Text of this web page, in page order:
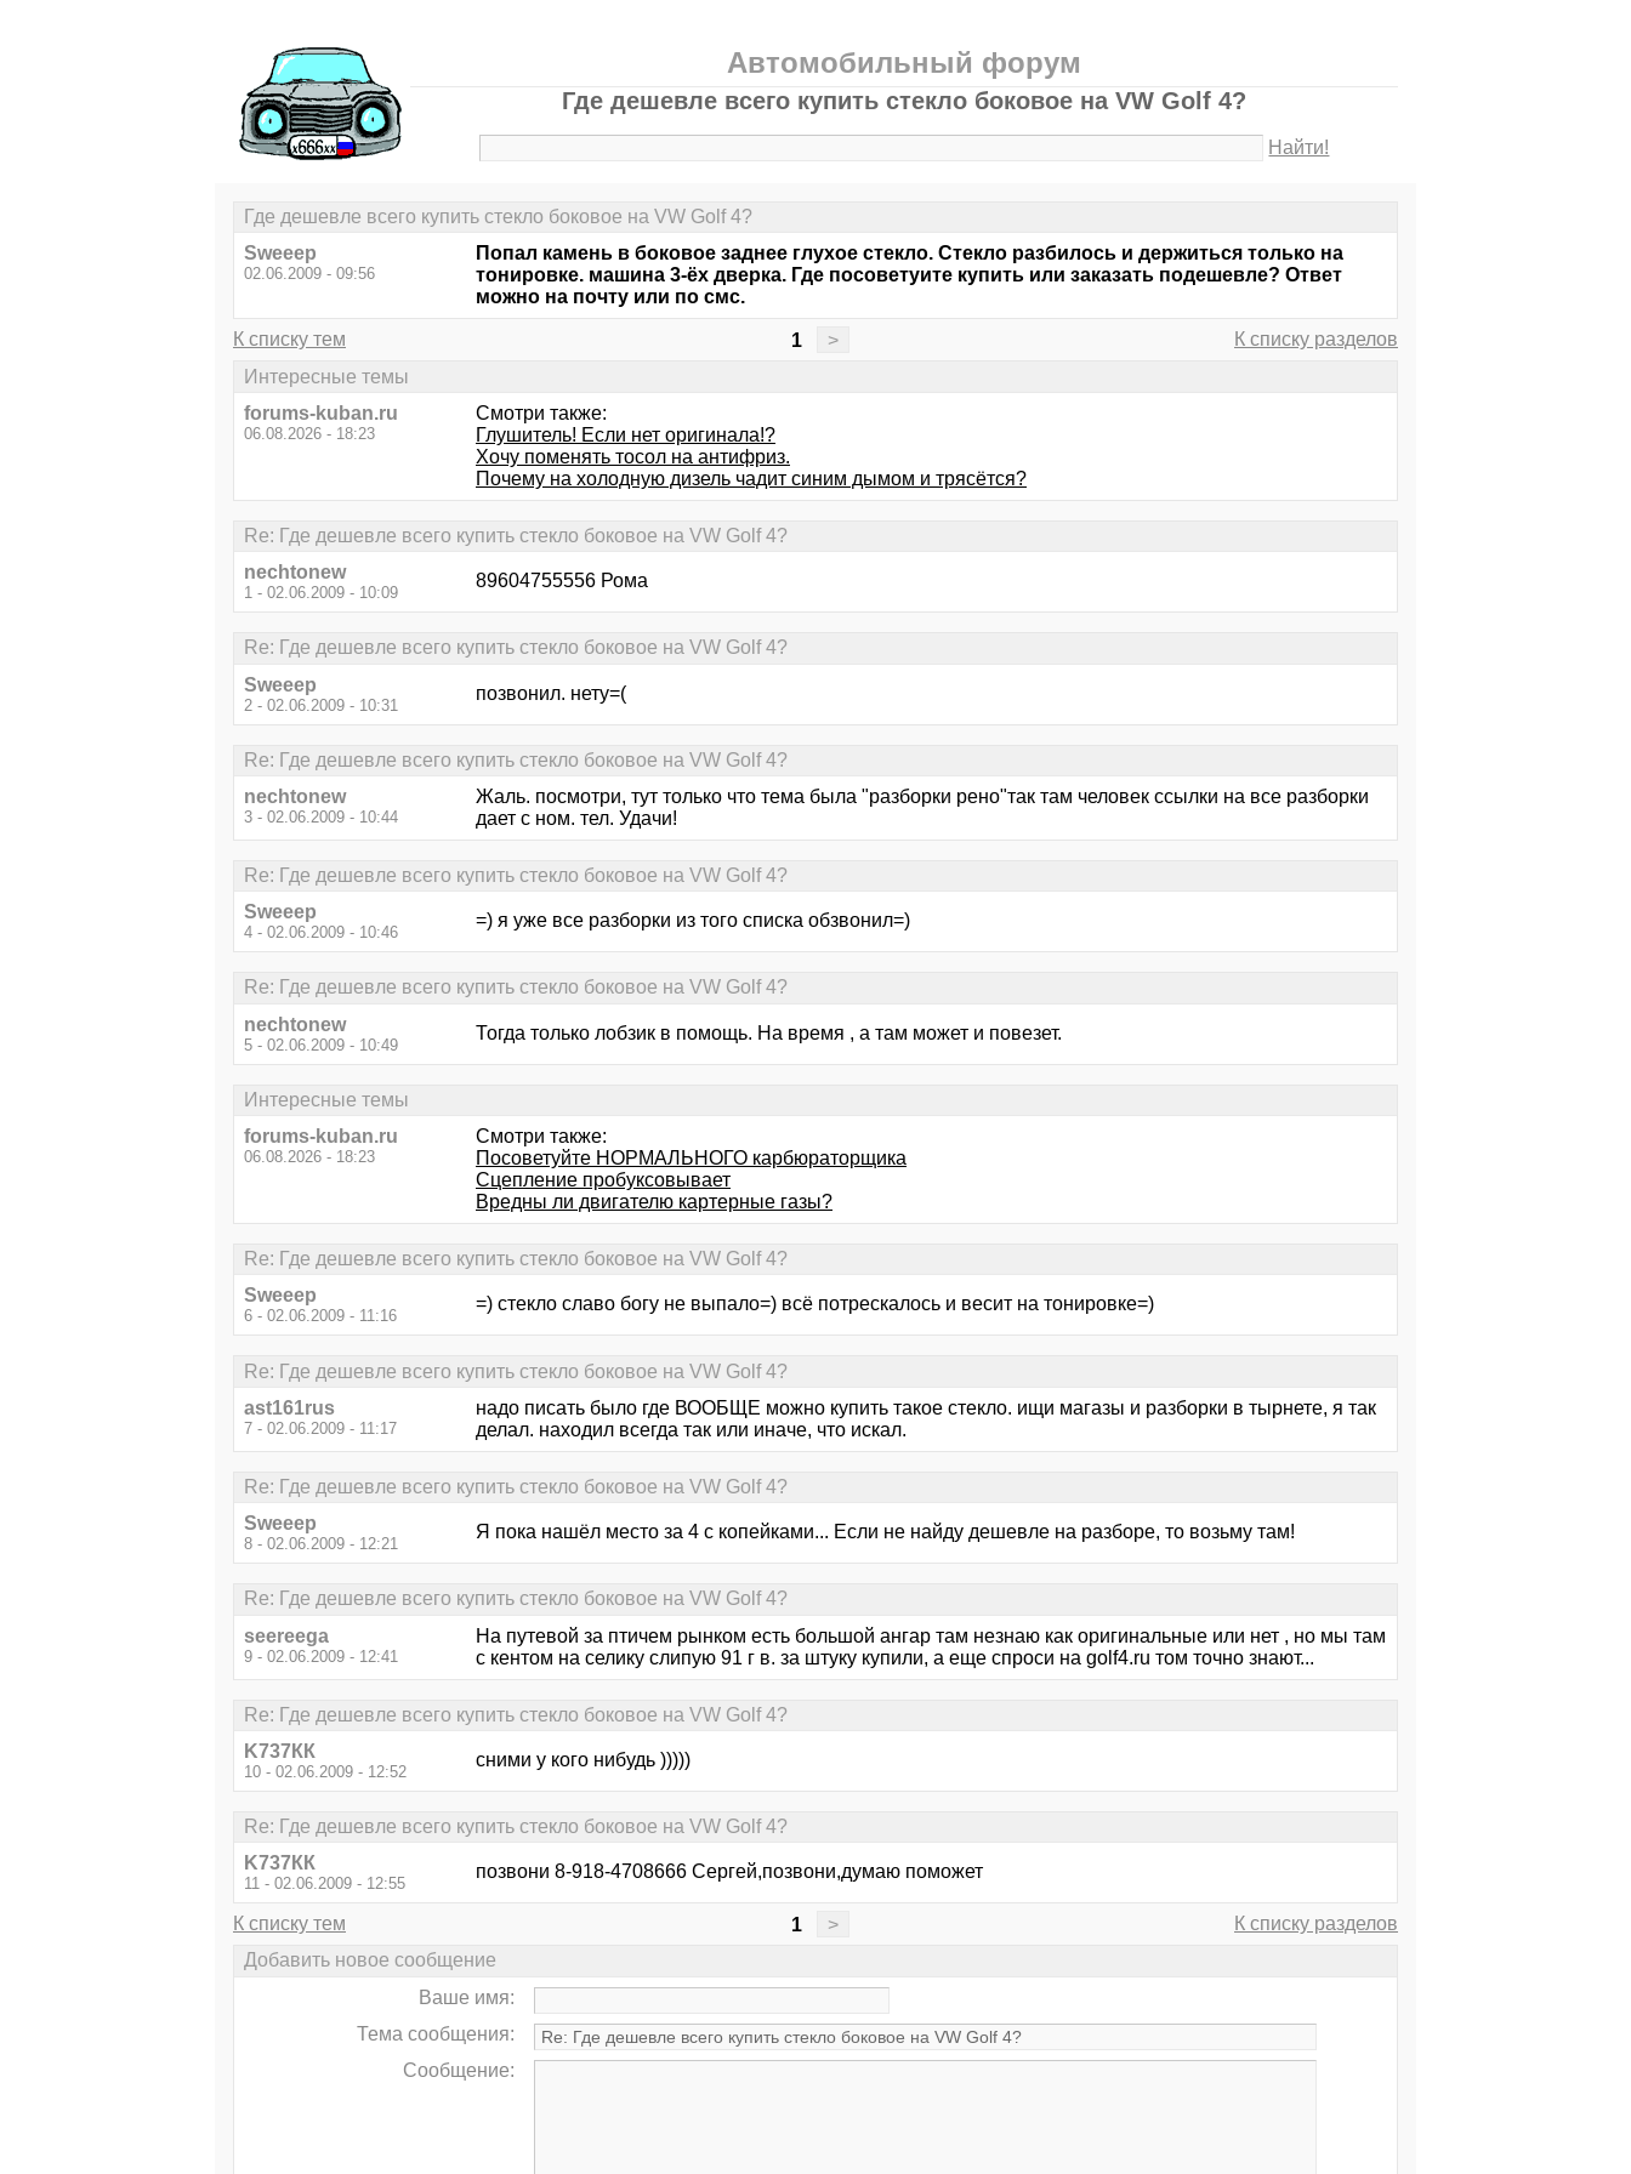
Автомобильный форум
Где дешевле всего купить стекло боковое на VW Golf 4?
Найти!
Где дешевле всего купить стекло боковое на VW Golf 4?
Sweeep
02.06.2009 - 09:56
Попал камень в боковое заднее глухое стекло. Стекло разбилось и держиться только на
тонировке. машина 3-ёх дверка. Где посоветуите купить или заказать подешевле? Ответ
можно на почту или по смс.
К списку тем 1 >
К списку разделов
Интересные темы
forums-kuban.ru
06.08.2026 - 18:23
Смотри также:
Глушитель! Если нет оригинала!?
Хочу поменять тосол на антифриз.
Почему на холодную дизель чадит синим дымом и трясётся?
Re: Где дешевле всего купить стекло боковое на VW Golf 4?
nechtonew
1 - 02.06.2009 - 10:09
89604755556 Рома
Re: Где дешевле всего купить стекло боковое на VW Golf 4?
Sweeep
2 - 02.06.2009 - 10:31
позвонил. нету=(
Re: Где дешевле всего купить стекло боковое на VW Golf 4?
nechtonew
3 - 02.06.2009 - 10:44
Жаль. посмотри, тут только что тема была "разборки рено"так там человек ссылки на все разборки
дает с ном. тел. Удачи!
Re: Где дешевле всего купить стекло боковое на VW Golf 4?
Sweeep
4 - 02.06.2009 - 10:46
=) я уже все разборки из того списка обзвонил=)
Re: Где дешевле всего купить стекло боковое на VW Golf 4?
nechtonew
5 - 02.06.2009 - 10:49
Тогда только лобзик в помощь. На время , а там может и повезет.
Интересные темы
forums-kuban.ru
06.08.2026 - 18:23
Смотри также:
Посоветуйте НОРМАЛЬНОГО карбюраторщика
Сцепление пробуксовывает
Вредны ли двигателю картерные газы?
Re: Где дешевле всего купить стекло боковое на VW Golf 4?
Sweeep
6 - 02.06.2009 - 11:16
=) стекло славо богу не выпало=) всё потрескалось и весит на тонировке=)
Re: Где дешевле всего купить стекло боковое на VW Golf 4?
ast161rus
7 - 02.06.2009 - 11:17
надо писать было где ВООБЩЕ можно купить такое стекло. ищи магазы и разборки в тырнете, я так
делал. находил всегда так или иначе, что искал.
Re: Где дешевле всего купить стекло боковое на VW Golf 4?
Sweeep
8 - 02.06.2009 - 12:21
Я пока нашёл место за 4 с копейками... Если не найду дешевле на разборе, то возьму там!
Re: Где дешевле всего купить стекло боковое на VW Golf 4?
seereega
9 - 02.06.2009 - 12:41
На путевой за птичем рынком есть большой ангар там незнаю как оригинальные или нет , но мы там
с кентом на селику слипую 91 г в. за штуку купили, а еще спроси на golf4.ru том точно знают...
Re: Где дешевле всего купить стекло боковое на VW Golf 4?
K737КК
10 - 02.06.2009 - 12:52
сними у кого нибудь )))))
Re: Где дешевле всего купить стекло боковое на VW Golf 4?
K737КК
11 - 02.06.2009 - 12:55
позвони 8-918-4708666 Сергей,позвони,думаю поможет
К списку тем 1 >
К списку разделов
Добавить новое сообщение
Ваше имя:
Тема сообщения:
Сообщение: